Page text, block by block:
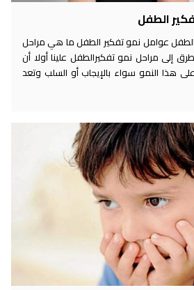
الطفل
عوامل نمو تفكير الطفل ما هي مراحل
إلى مراحل نمو تفكيرالطفل علينا أولا أن
هذا النمو سواء بالإيجاب أو السلب وتعد